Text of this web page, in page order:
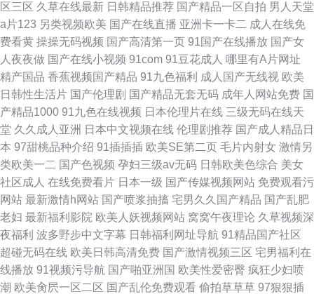
区三区 久草在线最新 日韩精品推荐 国产精品一区自拍 男人天堂
a片123 另类视频欧美 国产在线直播 亚洲卡一卡二 成人在线免
费看黄 操操无码视频 国产高清第一页 91国产在线播放 国产女
人夜夜做 国产在线小视频 91com 91豆花成人 哪里有A片网址
精产国品 香蕉视频国产精品 91九色福利 成人国产无线视 欧美
日韩性生活片 国产伦理剧 国产精品无套无码 成年人网站免费 国
产精品1000 91九色在线视频 日本伦理片在线 三级无码在线天
堂 久久成人亚洲 日本中文视频在线 伦理剧推荐 国产成人精品日
本 97甜桃品种介绍 91插插插 欧美SE第二页 毛片内射女 激情另
类欧美一二 国产色视频 孕妇三级av无码 日韩欧美色综合 美女
社区成人 在线免费看片 日本一级 国产传媒视频网站 免费观看污
网站 最新激情h网站 国产喷浆抽搐 宅男久久国产精品 国产乱肥
老妇 最新福利影院 欧美人妖视频网站 窝窝午夜理论 久草视频深
夜福利 波多野步中文字幕 日韩福利网址导航 91精品国产社区
超碰无码在线 欧美日韩高清免费 国产激情视频三区 宅男福利在
线播放 91视频污导航 国产啪亚洲国 欧美性爱密臀 疯狂少妇喷
潮 欧美肏屄一区二区 国产乱伦免费观看 偷拍草草草 97狠狠插